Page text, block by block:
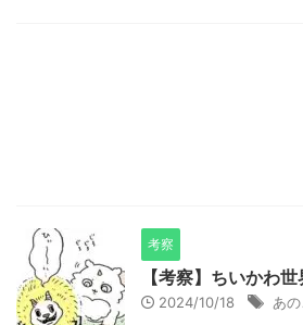
考察
【考察】ちいかわ
2024/10/18 あの